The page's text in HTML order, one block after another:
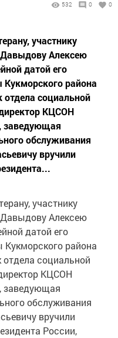
532 0 0
участнику
Алексею
датой его
Кукморского района
социальной
КЦСОН
заведующая
обслуживания
вручили
участнику
Алексею
датой его
Кукморского района
социальной
КЦСОН
заведующая
обслуживания
вручили
России,